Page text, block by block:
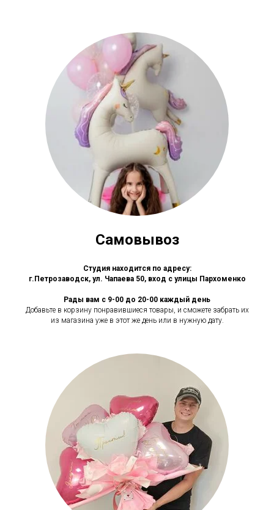
Самовывоз
Студия находится по адресу:
г.Петрозаводск, ул. Чапаева 50, вход с улицы Пархоменко
Рады вам с 9-00 до 20-00 каждый день
Добавьте в корзину понравившиеся товары, и сможете забрать их
из магазина уже в этот же день или в нужную дату.